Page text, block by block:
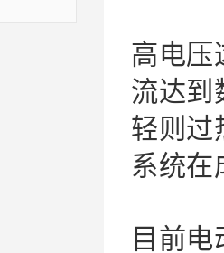
高电压
流达到
轻则过
系统
目前